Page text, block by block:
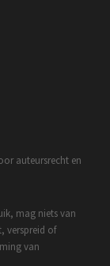
auteursrecht en
mag niets van
verspreid of
van